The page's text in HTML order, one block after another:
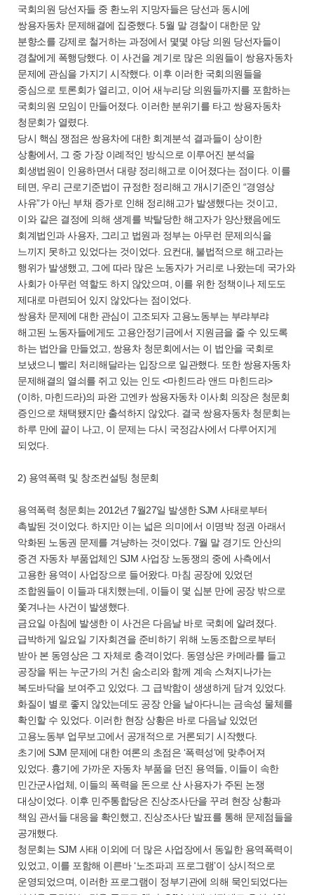
국회의원 당선자들 중 환노위 지망자들은 당선과 동시에
쌍용자동차 문제해결에 집중했다. 5월 말 경찰이 대한문 앞
분향소를 강제로 철거하는 과정에서 몇몇 야당 의원 당선자들이
경찰에게 폭행당했다. 이 사건을 계기로 많은 의원들이 쌍용자동차
문제에 관심을 가지기 시작했다. 이후 이러한 국회의원들을
중심으로 토론회가 열리고, 이어 새누리당 의원들까지를 포함하는
국회의원 모임이 만들어졌다. 이러한 분위기를 타고 쌍용자동차
청문회가 열렸다.
당시 핵심 쟁점은 쌍용차에 대한 회계분석 결과들이 상이한
상황에서, 그 중 가장 이례적인 방식으로 이루어진 분석을
회생법원이 인용하면서 대량 정리해고로 이어졌다는 점이다. 이를
테면, 우리 근로기준법이 규정한 정리해고 개시기준인 “경영상
사유”가 아닌 부채 증가로 인해 정리해고가 발생했다는 것이고,
이와 같은 결정에 의해 생계를 박탈당한 해고자가 양산됐음에도
회계법인과 사용자, 그리고 법원과 정부는 아무런 문제의식을
느끼지 못하고 있었다는 것이었다. 요컨대, 불법적으로 해고라는
행위가 발생했고, 그에 따라 많은 노동자가 거리로 나왔는데 국가와
사회가 아무런 역할도 하지 않았으며, 이를 위한 정책이나 제도도
제대로 마련되어 있지 않았다는 점이었다.
쌍용차 문제에 대한 관심이 고조되자 고용노동부는 부랴부랴
해고된 노동자들에게도 고용안정기금에서 지원금을 줄 수 있도록
하는 법안을 만들었고, 쌍용차 청문회에서는 이 법안을 국회로
보냈으니 빨리 처리해달라는 입장으로 일관했다. 또한 쌍용자동차
문제해결의 열쇠를 쥐고 있는 인도 <마힌드라 앤드 마힌드라>
(이하, 마힌드라)의 파완 고엔카 쌍용자동차 이사회 의장은 청문회
증인으로 채택됐지만 출석하지 않았다. 결국 쌍용자동차 청문회는
하루 만에 끝이 나고, 이 문제는 다시 국정감사에서 다루어지게
되었다.
2) 용역폭력 및 창조컨설팅 청문회
용역폭력 청문회는 2012년 7월27일 발생한 SJM 사태로부터
촉발된 것이었다. 하지만 이는 넓은 의미에서 이명박 정권 아래서
악화된 노동권 문제를 겨냥하는 것이었다. 7월 말 경기도 안산의
중견 자동차 부품업체인 SJM 사업장 노동쟁의 중에 사측에서
고용한 용역이 사업장으로 들어왔다. 마침 공장에 있었던
조합원들이 이들과 대치했는데, 이들이 몇 십분 만에 공장 밖으로
쫓겨나는 사건이 발생했다.
금요일 아침에 발생한 이 사건은 다음날 바로 국회에 알려졌다.
급박하게 일요일 기자회견을 준비하기 위해 노동조합으로부터
받아 본 동영상은 그 자체로 충격이었다. 동영상은 카메라를 들고
공장을 뛰는 누군가의 거친 숨소리와 함께 계속 스쳐지나가는
복도바닥을 보여주고 있었다. 그 급박함이 생생하게 담겨 있었다.
화질이 별로 좋지 않았는데도 공장 안을 날아다니는 금속성 물체를
확인할 수 있었다. 이러한 현장 상황은 바로 다음날 있었던
고용노동부 업무보고에서 공개적으로 거론되기 시작했다.
초기에 SJM 문제에 대한 여론의 초점은 ‘폭력성’에 맞추어져
있었다. 흉기에 가까운 자동차 부품을 던진 용역들, 이들이 속한
민간군사업체, 이들의 폭력을 돈으로 산 사용자가 주된 논쟁
대상이었다. 이후 민주통합당은 진상조사단을 꾸려 현장 상황과
책임 관서들 대응을 확인했고, 진상조사단 발표를 통해 문제점들을
공개했다.
청문회는 SJM 사태 이외에 더 많은 사업장에서 동일한 용역폭력이
있었고, 이를 포함해 이른바 ‘노조파괴 프로그램’이 상시적으로
운영되었으며, 이러한 프로그램이 정부기관에 의해 묵인되었다는